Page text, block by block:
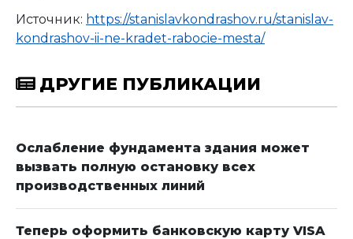
Источник: https://stanislavkondrashov.ru/stanislav-
kondrashov-ii-ne-kradet-rabocie-mesta/
ДРУГИЕ ПУБЛИКАЦИИ
Ослабление фундамента здания может
вызвать полную остановку всех
производственных линий
Теперь оформить банковскую карту VISA